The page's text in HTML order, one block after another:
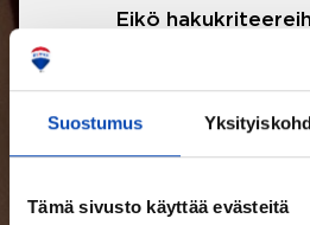
Suostumus
Tämä sivusto käyttää evästeitä
Eikö